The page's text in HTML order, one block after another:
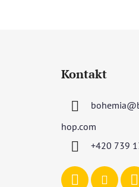
Kontakt
bohemia@
hop.com
+420 739